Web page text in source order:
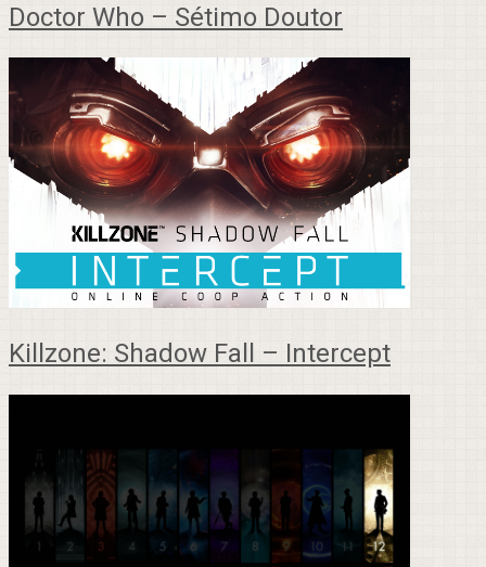
Doctor Who – Sétimo Doutor
Killzone: Shadow Fall – Intercept